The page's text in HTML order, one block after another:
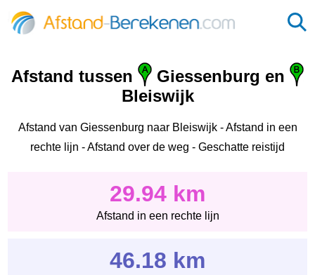
Afstand tussen
Giessenburg en
Bleiswijk
Afstand van Giessenburg naar Bleiswijk - Afstand in een
rechte lijn - Afstand over de weg - Geschatte reistijd
29.94 km
Afstand in een rechte lijn
46.18 km